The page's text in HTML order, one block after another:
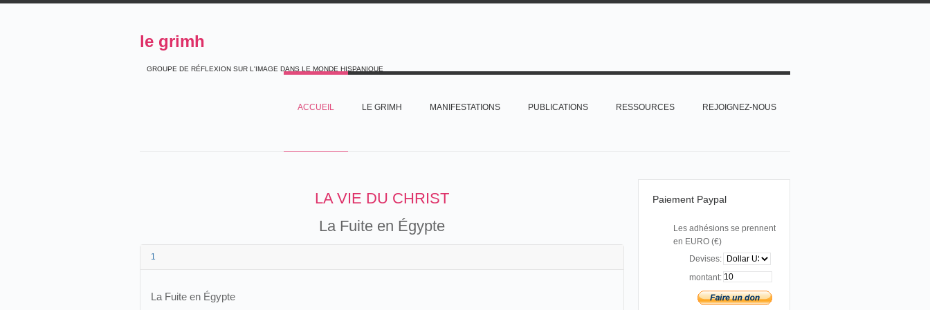
le grimh
GROUPE DE RÉFLEXION SUR L'IMAGE DANS LE MONDE HISPANIQUE
ACCUEIL LE GRIMH MANIFESTATIONS PUBLICATIONS RESSOURCES REJOIGNEZ-NOUS
LA VIE DU CHRIST
La Fuite en Égypte
1
La Fuite en Égypte
Paiement Paypal
Les adhésions se prennent
en EURO (€)
Devises:
montant: